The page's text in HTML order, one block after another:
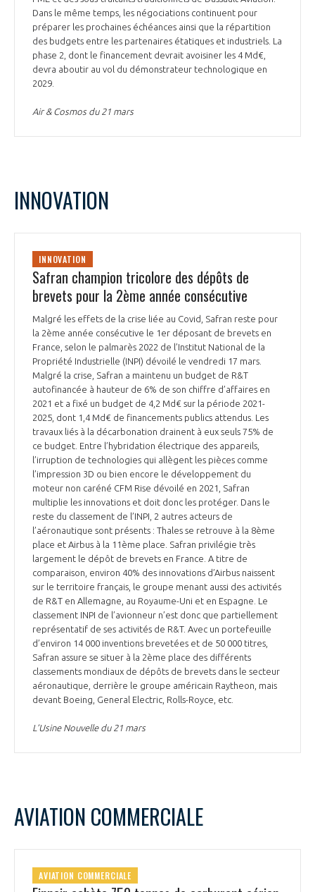
Dans le même temps, les négociations continuent pour
préparer les prochaines échéances ainsi que la répartition
des budgets entre les partenaires étatiques et industriels. La
phase 2, dont le financement devrait avoisiner les 4 Md€,
devra aboutir au vol du démonstrateur technologique en
2029.
Air & Cosmos du 21 mars
INNOVATION
INNOVATION
Safran champion tricolore des dépôts de
brevets pour la 2ème année consécutive
Malgré les effets de la crise liée au Covid, Safran reste pour
la 2ème année consécutive le 1er déposant de brevets en
France, selon le palmarès 2022 de l’Institut National de la
Propriété Industrielle (INPI) dévoilé le vendredi 17 mars.
Malgré la crise, Safran a maintenu un budget de R&T
autofinancée à hauteur de 6% de son chiffre d’affaires en
2021 et a fixé un budget de 4,2 Md€ sur la période 2021-
2025, dont 1,4 Md€ de financements publics attendus. Les
travaux liés à la décarbonation drainent à eux seuls 75% de
ce budget. Entre l’hybridation électrique des appareils,
l’irruption de technologies qui allègent les pièces comme
l’impression 3D ou bien encore le développement du
moteur non caréné CFM Rise dévoilé en 2021, Safran
multiplie les innovations et doit donc les protéger. Dans le
reste du classement de l’INPI, 2 autres acteurs de
l’aéronautique sont présents : Thales se retrouve à la 8ème
place et Airbus à la 11ème place. Safran privilégie très
largement le dépôt de brevets en France. A titre de
comparaison, environ 40% des innovations d’Airbus naissent
sur le territoire français, le groupe menant aussi des activités
de R&T en Allemagne, au Royaume-Uni et en Espagne. Le
classement INPI de l’avionneur n’est donc que partiellement
représentatif de ses activités de R&T. Avec un portefeuille
d’environ 14 000 inventions brevetées et de 50 000 titres,
Safran assure se situer à la 2ème place des différents
classements mondiaux de dépôts de brevets dans le secteur
aéronautique, derrière le groupe américain Raytheon, mais
devant Boeing, General Electric, Rolls-Royce, etc.
L’Usine Nouvelle du 21 mars
AVIATION COMMERCIALE
AVIATION COMMERCIALE